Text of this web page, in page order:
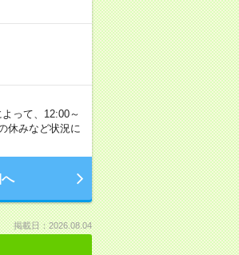
って、12:00～
休みなど状況に
掲載日：2026.08.04